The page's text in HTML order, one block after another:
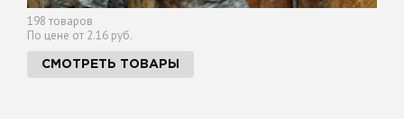
198 товаров
По цене от 2.16 руб.
СМОТРЕТЬ ТОВАРЫ